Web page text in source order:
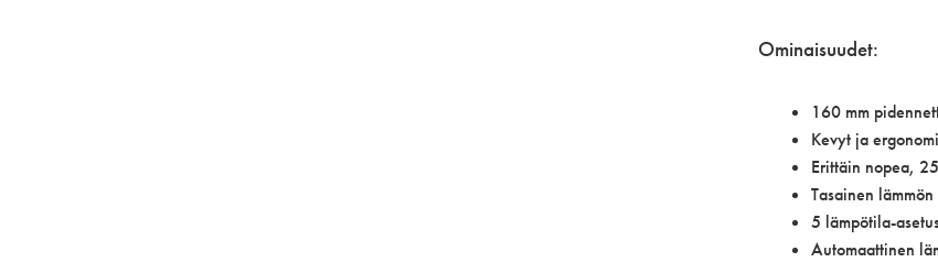
Ominaisuudet:
160 mm
Kevyt ja
Erittäin nopea,
Tasainen
5 lämpötila-
Automaattinen